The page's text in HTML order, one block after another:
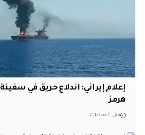
إعلام إيراني: اندلاع حريق في
هرمز
قبل 5 ساعات